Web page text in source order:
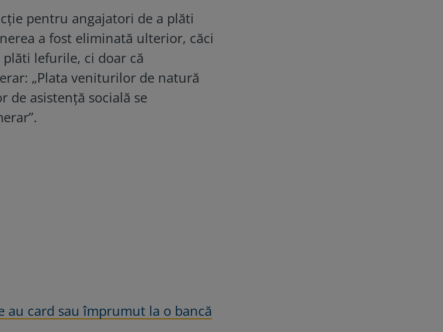
pentru angajatori de a plăti
a fost eliminată ulterior, căci
lefurile, ci doar că
„Plata veniturilor de natură
de asistență socială se
card sau împrumut la o bancă